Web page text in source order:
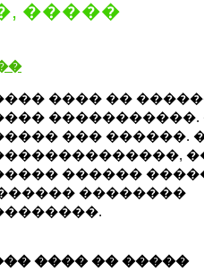
�����
���� ��
�����������.
��� ������.
������
��������
���� �� �����